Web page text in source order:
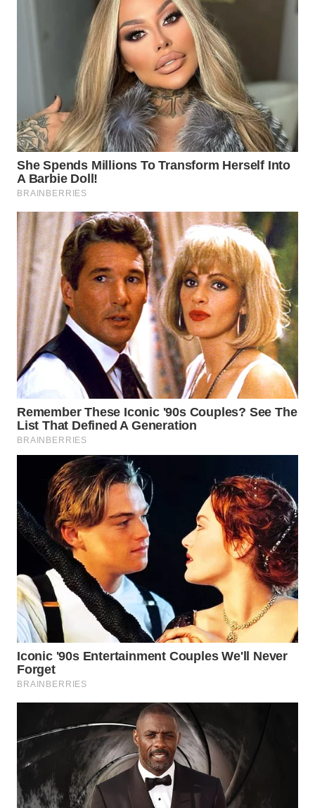
UTARA
WN
SAMOSIR
WN
PADANG
LAWAS
WN
SUMEDANG
WN
CIANJUR
WN
KEPULAUAN
WN
TANGERANG
BINJAI
WN
CIREBON
WN
INDRAMAYU
WN
KUNINGAN
WN
WN
SUBANG
WN
SUKABUMI